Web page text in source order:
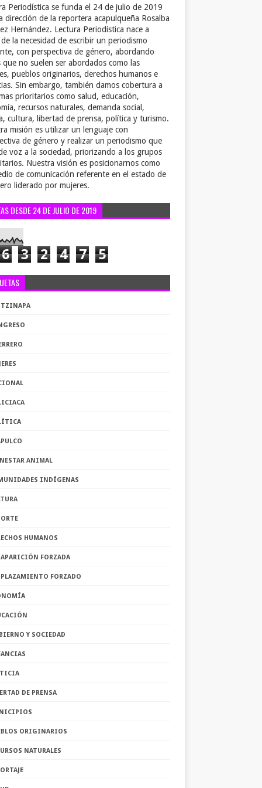
Periodística se funda el 24 de julio de 2019
dirección de la reportera acapulqueña Rosalba
Hernández. Lectura Periodística nace a
la necesidad de escribir un periodismo
con perspectiva de género, abordando
que no suelen ser abordados como las
pueblos originarios, derechos humanos e
Sin embargo, también damos cobertura a
prioritarios como salud, educación,
recursos naturales, demanda social,
cultura, libertad de prensa, política y turismo.
misión es utilizar un lenguaje con
de género y realizar un periodismo que
voz a la sociedad, priorizando a los grupos
Nuestra visión es posicionarnos como
de comunicación referente en el estado de
liderado por mujeres.
DESDE 24 DE JULIO DE 2019
6 3 2 4 7 5
ANIMAL
INDÍGENAS
HUMANOS
FORZADA
FORZADO
Y SOCIEDAD
DE PRENSA
ORIGINARIOS
NATURALES